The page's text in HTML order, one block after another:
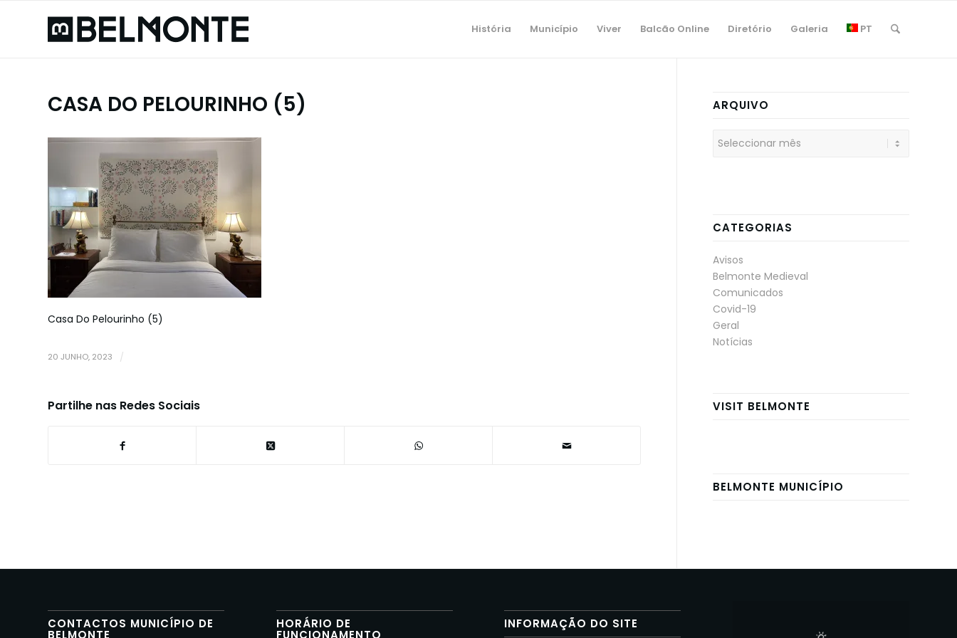
História Município Viver Balcão Online Diretório Galeria PT
CASA DO PELOURINHO (5)
Casa Do Pelourinho (5)
20 JUNHO, 2023 /
Partilhe nas Redes Sociais
ARQUIVO
CATEGORIAS
Avisos
Belmonte Medieval
Comunicados
Covid-19
Geral
Notícias
VISIT BELMONTE
BELMONTE MUNICÍPIO
CONTACTOS MUNICÍPIO DE
BELMONTE
HORÁRIO DE
FUNCIONAMENTO
INFORMAÇÃO DO SITE